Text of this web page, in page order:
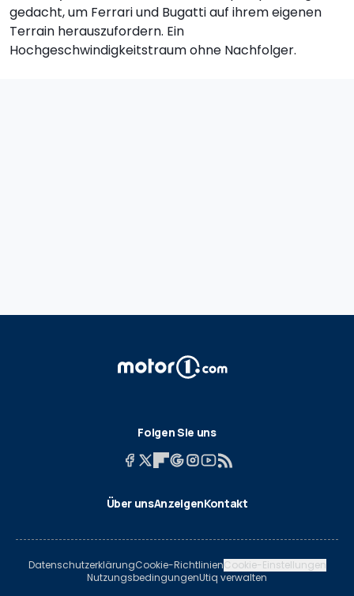
gedacht, um Ferrari und Bugatti auf ihrem eigenen
Terrain herauszufordern. Ein
Hochgeschwindigkeitstraum ohne Nachfolger.
Folgen Sie uns
Über unsAnzeigenKontakt
DatenschutzerklärungCookie-RichtlinienCookie-Einstellungen
NutzungsbedingungenUtiq verwalten